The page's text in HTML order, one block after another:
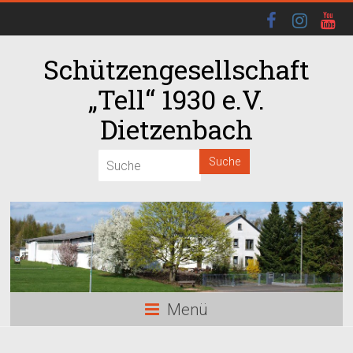
Schützengesellschaft
„Tell“ 1930 e.V.
Dietzenbach
Menü
02:00
04:00